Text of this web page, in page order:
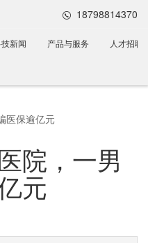
18798814370
新闻 产品与服务 人才招聘
医保逾亿元
院，一男
元